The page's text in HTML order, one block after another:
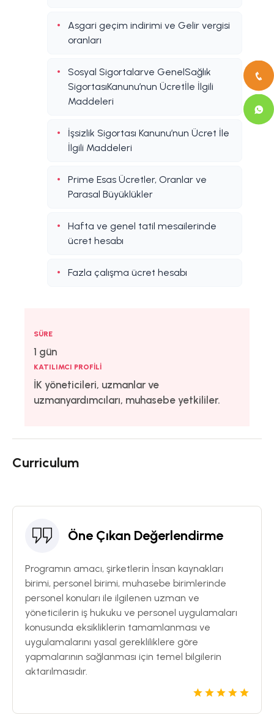
Asgari geçim indirimi ve Gelir vergisi
oranları
Sosyal Sigortalarve GenelSağlık
SigortasıKanunu’nun Ücretİle İlgili
Maddeleri
İşsizlik Sigortası Kanunu’nun Ücret İle
İlgili Maddeleri
Prime Esas Ücretler, Oranlar ve
Parasal Büyüklükler
Hafta ve genel tatil mesailerinde
ücret hesabı
Fazla çalışma ücret hesabı
SÜRE
1 gün
KATILIMCI PROFILI
İK yöneticileri, uzmanlar ve
uzmanyardımcıları, muhasebe yetkililer.
Curriculum
Öne Çıkan Değerlendirme
Programın amacı, şirketlerin İnsan kaynakları
birimi, personel birimi, muhasebe birimlerinde
personel konuları ile ilgilenen uzman ve
yöneticilerin iş hukuku ve personel uygulamaları
konusunda eksikliklerin tamamlanması ve
uygulamalarını yasal gerekliliklere göre
yapmalarının sağlanması için temel bilgilerin
aktarılmasıdır.